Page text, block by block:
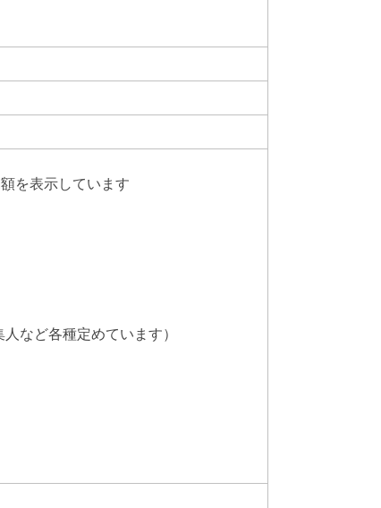
を表示しています
など各種定めています）